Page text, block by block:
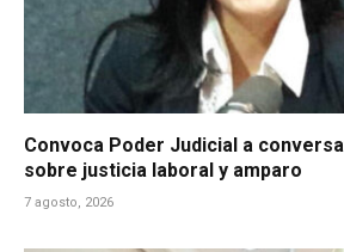
Convoca Poder Judicial a
sobre justicia laboral y amparo
7 agosto, 2026